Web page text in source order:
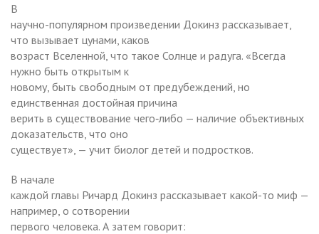
В
научно-популярном произведении Докинз рассказывает,
что вызывает цунами, каков
возраст Вселенной, что такое Солнце и радуга. «Всегда
нужно быть открытым к
новому, быть свободным от предубеждений, но
единственная достойная причина
верить в существование чего‑либо — наличие объективных
доказательств, что оно
существует», — учит биолог детей и подростков.
В начале
каждой главы Ричард Докинз рассказывает какой-то миф —
например, о сотворении
первого человека. А затем говорит: